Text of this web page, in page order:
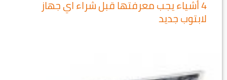
4 أشياء يجب معرفتها قبل شراء اي جهاز
لابتوب جديد